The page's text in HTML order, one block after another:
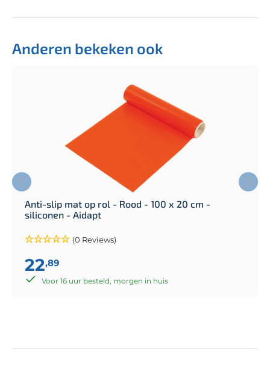
Anderen bekeken ook
Anti-slip mat op rol - Rood - 100 x 20 cm -
siliconen - Aidapt
(0 Reviews)
22,89
Voor 16 uur besteld, morgen in huis